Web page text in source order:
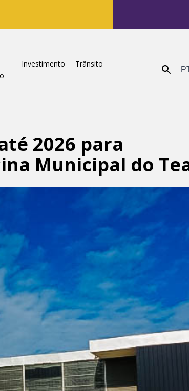
Investimento
Trânsito
Enviar
2026 para
Municipal do